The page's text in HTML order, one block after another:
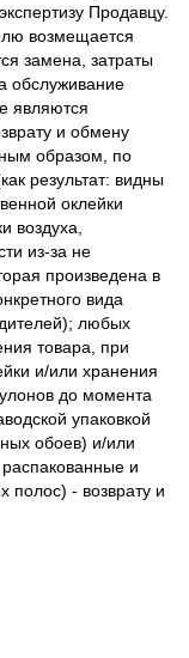
Продавцу.
возмещается
замена, затраты
обслуживание
являются
и обмену
образом, по
результат: видны
оклейки
воздуха,
из-за не
произведена в
вида
любых
товара, при
и/или хранения
до момента
упаковкой
обоев) и/или
и
полос) - возврату и